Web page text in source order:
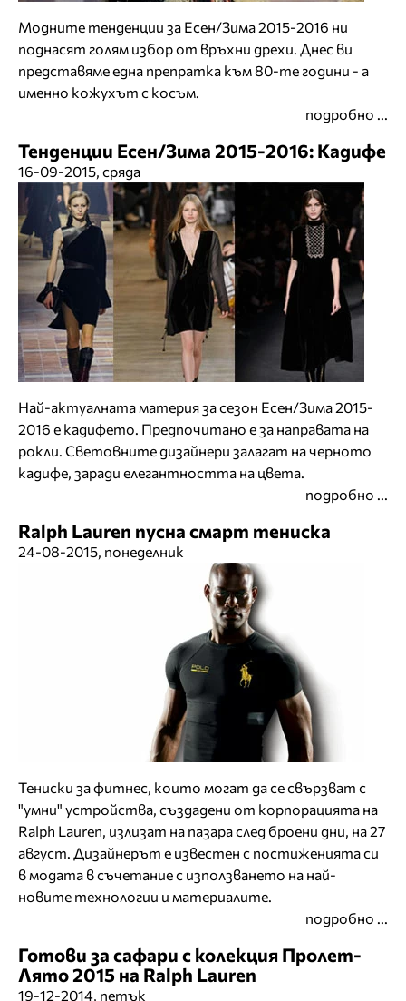
Модните тенденции за Есен/Зима 2015-2016 ни
поднасят голям избор от връхни дрехи. Днес ви
представяме една препратка към 80-те години - а
именно кожухът с косъм.
подробно ...
Тенденции Есен/Зима 2015-2016: Кадифе
16-09-2015, сряда
Най-актуалната материя за сезон Есен/Зима 2015-
2016 е кадифето. Предпочитано е за направата на
рокли. Световните дизайнери залагат на черното
кадифе, заради елегантността на цвета.
подробно ...
Ralph Lauren пусна смарт тениска
24-08-2015, понеделник
Тениски за фитнес, които могат да се свързват с
"умни" устройства, създадени от корпорацията на
Ralph Lauren, излизат на пазара след броени дни, на 27
август. Дизайнерът е известен с постиженията си
в модата в съчетание с използването на най-
новите технологии и материалите.
подробно ...
Готови за сафари с колекция Пролет-
Лято 2015 на Ralph Lauren
19-12-2014, петък